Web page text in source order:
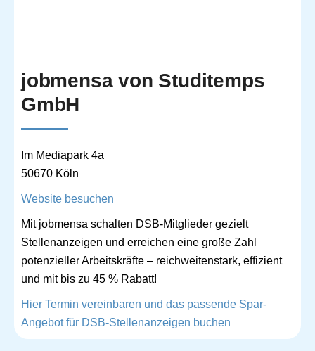
jobmensa von Studitemps
GmbH
Im Mediapark 4a
50670 Köln
Website besuchen
Mit jobmensa schalten DSB-Mitglieder gezielt
Stellenanzeigen und erreichen eine große Zahl
potenzieller Arbeitskräfte – reichweitenstark, effizient
und mit bis zu 45 % Rabatt!
Hier Termin vereinbaren und das passende Spar-
Angebot für DSB-Stellenanzeigen buchen